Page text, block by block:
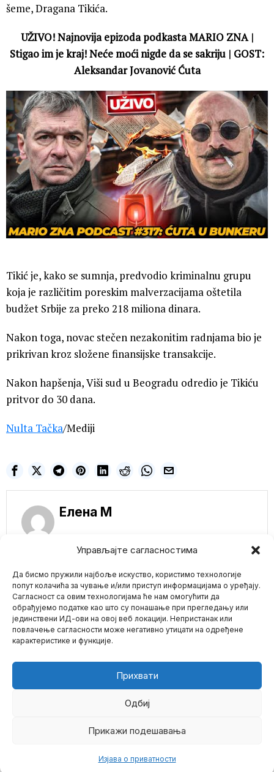
Управљајте сагласностима
Да бисмо пружили најбоље искуство, користимо технологије
попут колачића за чување и/или приступ информацијама о уређају.
Сагласност са овим технологијама ће нам омогућити да
обрађујемо податке као што су понашање при прегледању или
јединствени ИД-ови на овој веб локацији. Непристанак или
повлачење сагласности може негативно утицати на одређене
карактеристике и функције.
Прихвати
Одбиј
Прикажи подешавања
Изјава о приватности
šeme, Dragana Tikića.
UŽIVO! Najnovija epizoda podkasta MARIO ZNA |
Stigao im je kraj! Neće moći nigde da se sakriju | GOST:
Aleksandar Jovanović Ćuta
Tikić je, kako se sumnja, predvodio kriminalnu grupu
koja je različitim poreskim malverzacijama oštetila
budžet Srbije za preko 218 miliona dinara.
Nakon toga, novac stečen nezakonitim radnjama bio je
prikrivan kroz složene finansijske transakcije.
Nakon hapšenja, Viši sud u Beogradu odredio je Tikiću
pritvor do 30 dana.
Nulta Tačka/Mediji
Елена M
Mario zna Youtube
2026- Sva prava zadržana.
Zelenski se požalio
medijima i Ursuli: Rat
u Gazi oduzima fokus
sa Ukrajine
On je zaista izgovorio
ove reči naglas…
Ukrajinski predsednik
Volodimir
PFIZER POVLAČI
SVOJ LEK PROTIV
PUŠENJA CHANTIX
ZBOG ZABRINUTOSTI
DA IZAZIVA RAK
serija Chantix lekova